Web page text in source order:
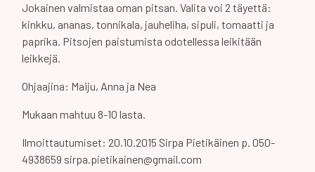
Jokainen valmistaa oman pitsan. Valita voi 2 täyettä:
kinkku, ananas, tonnikala, jauheliha, sipuli, tomaatti ja
paprika. Pitsojen paistumista odotellessa leikitään
leikkejä.
Ohjaajina: Maiju, Anna ja Nea
Mukaan mahtuu 8-10 lasta.
Ilmoittautumiset: 20.10.2015 Sirpa Pietikäinen p. 050-
4938659 sirpa.pietikainen@gmail.com